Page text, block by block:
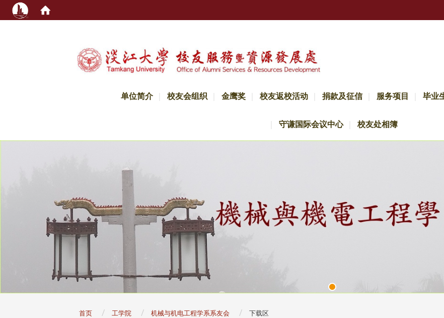
单位简介 校友会组织 金鹰奖 校友返校活动 捐款及征信 服务项目 毕业
守谦国际会议中心 校友处相簿
首页 工学院 机械与机电工程学系系友会 下载区